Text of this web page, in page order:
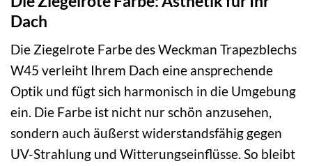
Dach
Die Ziegelrote Farbe des Weckman Trapezblechs
W45 verleiht Ihrem Dach eine ansprechende
Optik und fügt sich harmonisch in die Umgebung
ein. Die Farbe ist nicht nur schön anzusehen,
sondern auch äußerst widerstandsfähig gegen
UV-Strahlung und Witterungseinflüsse. So bleibt